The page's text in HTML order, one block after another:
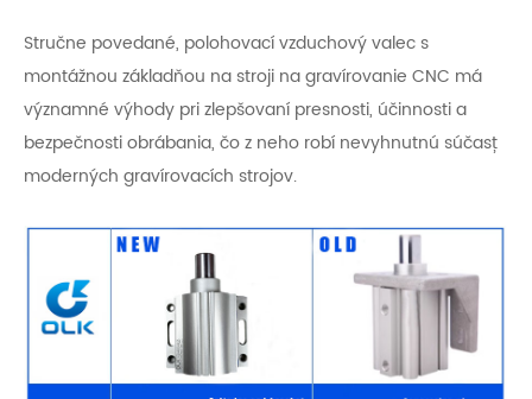
Stručne povedané, polohovací vzduchový valec s
montážnou základňou na stroji na gravírovanie CNC má
významné výhody pri zlepšovaní presnosti, účinnosti a
bezpečnosti obrábania, čo z neho robí nevyhnutnú súčasť
moderných gravírovacích strojov.